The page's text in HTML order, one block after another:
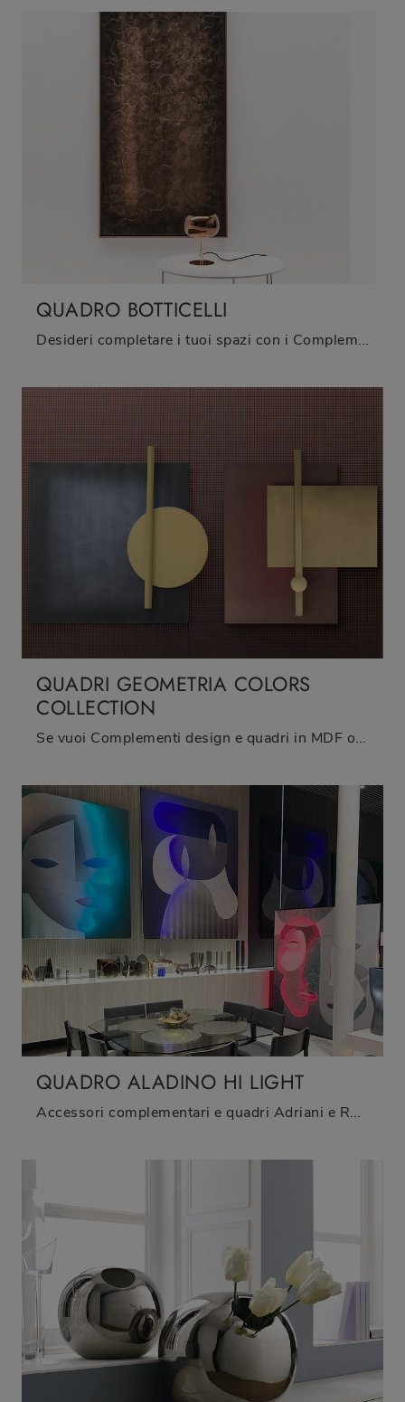
QUADRO BOTTICELLI
Desideri completare i tuoi spazi con i Complementi Adriani e Rossi? Ecco qui vari modelli di quadri in materico come Quadro Botticelli.
QUADRI GEOMETRIA COLORS
COLLECTION
Se vuoi Complementi design e quadri in MDF ottieni informazioni sul modello Quadri Geometria Colors Collection della marca Adriani e Rossi.
QUADRO ALADINO HI LIGHT
Accessori complementari e quadri Adriani e Rossi: scopri come completare i tuoi spazi design con il modello Quadro Aladino Hi Light.